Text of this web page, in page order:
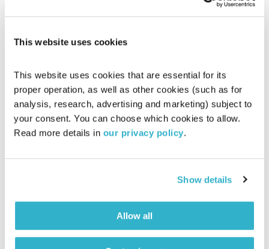
This website uses cookies
This website uses cookies that are essential for its
proper operation, as well as other cookies (such as for
analysis, research, advertising and marketing) subject to
your consent. You can choose which cookies to allow.
Read more details in our privacy policy.
Show details
Allow all
00:36:01
האנתרופולוג וחוקר התפילה ד"ר אלעזר בן לולו, בשיחת עומק על
המבנה החברתי והפוליטי של התפילה, והאפשרויות הגלומות בה